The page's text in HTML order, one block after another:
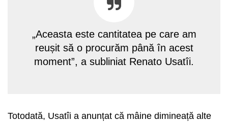
„Aceasta este cantitatea pe care am
reușit să o procurăm până în acest
moment”, a subliniat Renato Usatîi.
Totodată, Usatîi a anunțat că mâine dimineață alte